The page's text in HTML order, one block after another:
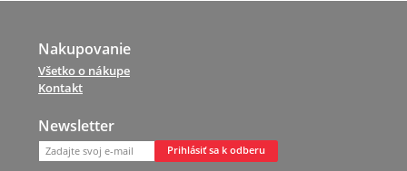
Nakupovanie
Všetko o nákupe
Kontakt
Newsletter
Prihlásiť sa k odberu